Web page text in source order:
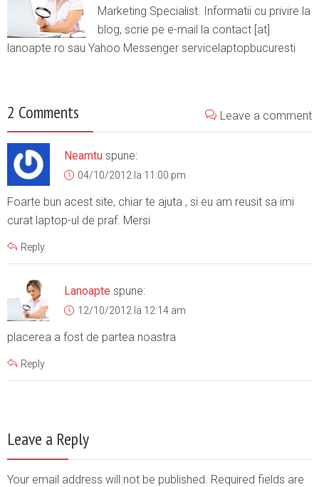
Marketing Specialist. Informatii cu privire la
blog, scrie pe e-mail la contact [at]
lanoapte.ro sau Yahoo Messenger servicelaptopbucuresti
2 Comments Leave a comment
Neamtu spune:
04/10/2012 la 11:00 pm
Foarte bun acest site, chiar te ajuta , si eu am reusit sa imi
curat laptop-ul de praf. Mersi
Reply
Lanoapte spune:
12/10/2012 la 12:14 am
placerea a fost de partea noastra
Reply
Leave a Reply
Your email address will not be published. Required fields are